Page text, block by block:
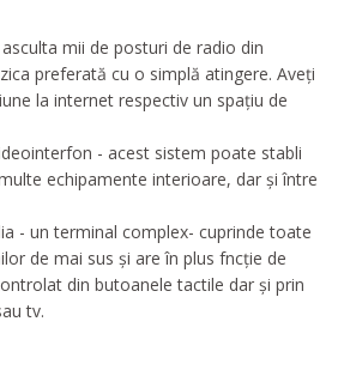
mii de posturi de radio din
preferată cu o simplă atingere. Aveți
la internet respectiv un spațiu de
- acest sistem poate stabli
echipamente interioare, dar și între
- un terminal complex- cuprinde toate
de mai sus și are în plus fncție de
din butoanele tactile dar și prin
tv.